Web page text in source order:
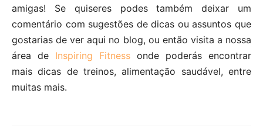
amigas! Se quiseres podes também deixar um
comentário com sugestões de dicas ou assuntos que
gostarias de ver aqui no blog, ou então visita a nossa
área de Inspiring Fitness onde poderás encontrar
mais dicas de treinos, alimentação saudável, entre
muitas mais.